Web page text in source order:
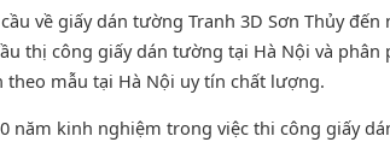
về giấy dán tường Tranh 3D Sơn Thủy đến
thị công giấy dán tường tại Hà Nội và phân
theo mẫu tại Hà Nội uy tín chất lượng.
năm kinh nghiệm trong việc thi công giấy